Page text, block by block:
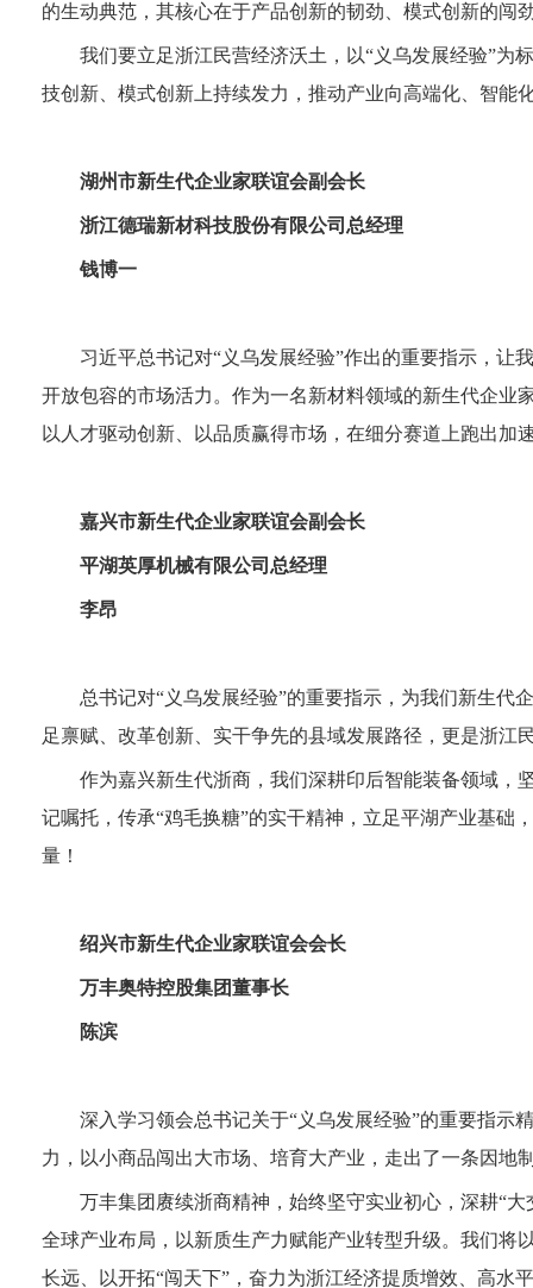
的生动典范，其核心在于产品创新的韧劲、模式创新的闯
我们要立足浙江民营经济沃土，以“义乌发展经验”为
技创新、模式创新上持续发力，推动产业向高端化、智能
湖州市新生代企业家联谊会副会长
浙江德瑞新材科技股份有限公司总经理
钱博一
习近平总书记对“义乌发展经验”作出的重要指示，让
开放包容的市场活力。作为一名新材料领域的新生代企业
以人才驱动创新、以品质赢得市场，在细分赛道上跑出
嘉兴市新生代企业家联谊会副会长
平湖英厚机械有限公司总经理
李昂
总书记对“义乌发展经验”的重要指示，为我们新生代
足禀赋、改革创新、实干争先的县域发展路径，更是浙江
作为嘉兴新生代浙商，我们深耕印后智能装备领域，
记嘱托，传承“鸡毛换糖”的实干精神，立足平湖产业基础
量！
绍兴市新生代企业家联谊会会长
万丰奥特控股集团董事长
陈滨
深入学习领会总书记关于“义乌发展经验”的重要指示
力，以小商品闯出大市场、培育大产业，走出了一条因
万丰集团赓续浙商精神，始终坚守实业初心，深耕“
全球产业布局，以新质生产力赋能产业转型升级。我们将
长远、以开拓“闯天下”，奋力为浙江经济提质增效、高水